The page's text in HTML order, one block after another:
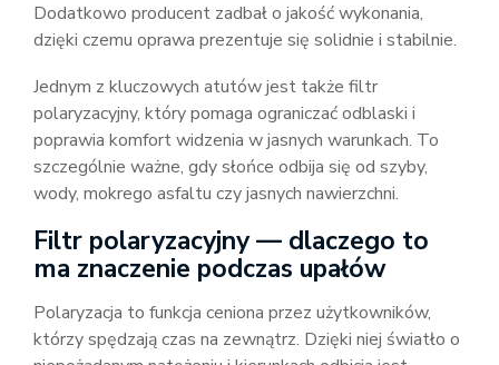
Dodatkowo producent zadbał o jakość wykonania,
dzięki czemu oprawa prezentuje się solidnie i stabilnie.
Jednym z kluczowych atutów jest także filtr
polaryzacyjny, który pomaga ograniczać odblaski i
poprawia komfort widzenia w jasnych warunkach. To
szczególnie ważne, gdy słońce odbija się od szyby,
wody, mokrego asfaltu czy jasnych nawierzchni.
Filtr polaryzacyjny — dlaczego to
ma znaczenie podczas upałów
Polaryzacja to funkcja ceniona przez użytkowników,
którzy spędzają czas na zewnątrz. Dzięki niej światło o